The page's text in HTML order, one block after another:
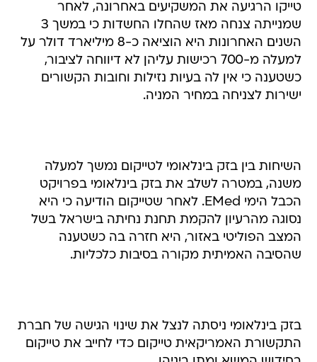
טייקו הרגיעה את המשקיעים באחרונה, לאחר
שמנייתה צנחה מאז שהחלו החשדות כי במשך 3
השנים האחרונות היא הוציאה כ-8 מיליארד דולר על
למעלה מ-700 רכישות עליהן לא דיווחה לציבור,
כשטענה כי אין לה בעיות נזילות וחובות הקשורים
ישירות לצניחה במחיר המניה.
השיחות בין בזק בינלאומי לטייקום נמשך למעלה
משנה, במטרה לשלב את בזק בינלאומי בפרויקט
הכבל הימי EMed. לאחר שטייקום הודיעה כי היא
נסוגה מהרעיון להקמת תחנת נחיתה בישראל בשל
המצב הפוליטי באזור, היא חזרה בה כשטענה
שהסיבה האמיתית מקורה בסיבות כלכליות.
בזק בינלאומי ניסתה לנצל את שינוי הגישה של חברת
התקשורת האמריקאית טייקום כדי לחייב את טייקום